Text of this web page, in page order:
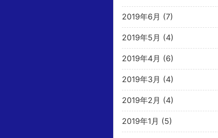
2019年6月 (7)
2019年5月 (4)
2019年4月 (6)
2019年3月 (4)
2019年2月 (4)
2019年1月 (5)